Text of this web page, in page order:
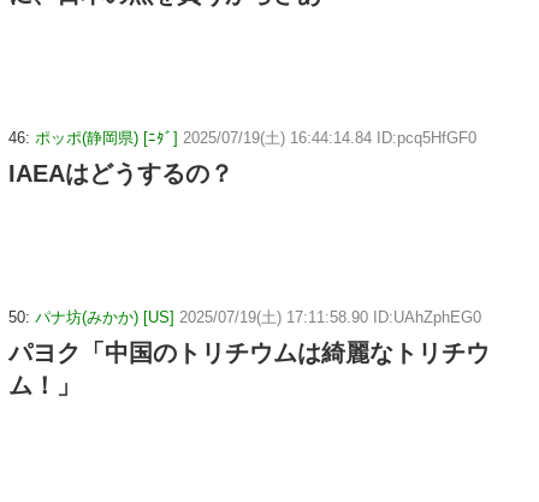
46: ポッポ(静岡県) [ﾆﾀﾞ] 2025/07/19(土) 16:44:14.84 ID:pcq5HfGF0
IAEAはどうするの？
50: パナ坊(みかか) [US] 2025/07/19(土) 17:11:58.90 ID:UAhZphEG0
パヨク「中国のトリチウムは綺麗なトリチウ
ム！」